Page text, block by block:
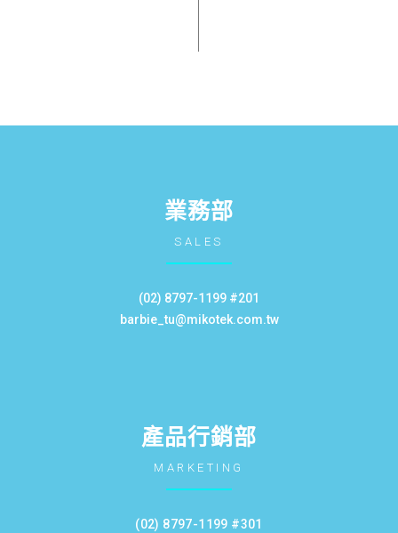
業務部
SALES
(02) 8797-1199 #201
barbie_tu@mikotek.com.tw
產品行銷部
MARKETING
(02) 8797-1199 #301